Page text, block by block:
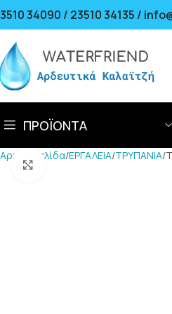
34090 / 23510 34135 /
ΠΡΟΪΟΝΤΑ
Αρχική σελίδα ΕΡΓΑΛΕΙΑ ΤΡΥΠΑΝΙΑ